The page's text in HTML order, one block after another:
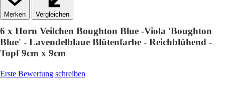
Vergleichen
6 x Horn Veilchen Boughton Blue -Viola 'Boughton
Blue' - Lavendelblaue Blütenfarbe - Reichblühend -
Topf 9cm x 9cm
Erste Bewertung schreiben